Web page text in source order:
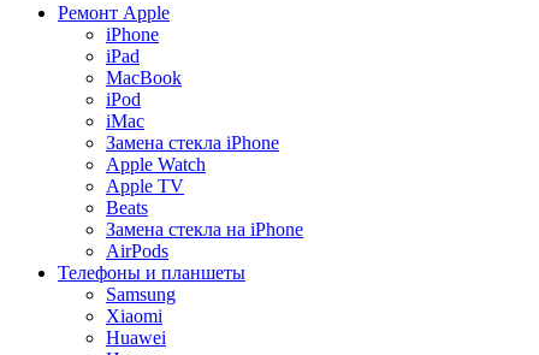
Ремонт Apple
iPhone
iPad
MacBook
iPod
iMac
Замена стекла iPhone
Apple Watch
Apple TV
Beats
Замена стекла на iPhone
AirPods
Телефоны и планшеты
Samsung
Xiaomi
Huawei